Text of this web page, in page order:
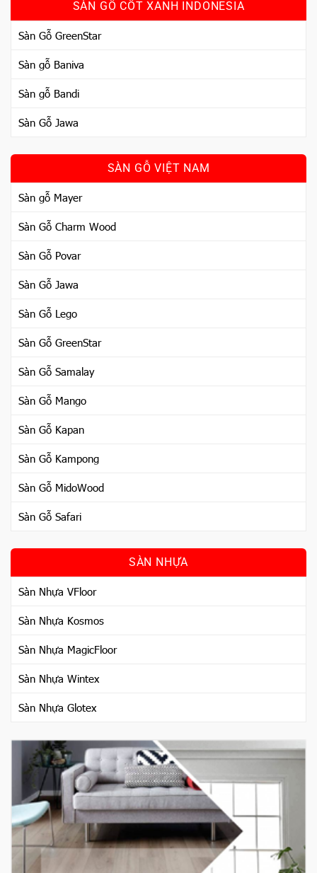
SÀN GỖ CỐT XANH INDONESIA
Sàn Gỗ GreenStar
Sàn gỗ Baniva
Sàn gỗ Bandi
Sàn Gỗ Jawa
SÀN GỖ VIỆT NAM
Sàn gỗ Mayer
Sàn Gỗ Charm Wood
Sàn Gỗ Povar
Sàn Gỗ Jawa
Sàn Gỗ Lego
Sàn Gỗ GreenStar
Sàn Gỗ Samalay
Sàn Gỗ Mango
Sàn Gỗ Kapan
Sàn Gỗ Kampong
Sàn Gỗ MidoWood
Sàn Gỗ Safari
SÀN NHỰA
Sàn Nhựa VFloor
Sàn Nhựa Kosmos
Sàn Nhựa MagicFloor
Sàn Nhựa Wintex
Sàn Nhựa Glotex